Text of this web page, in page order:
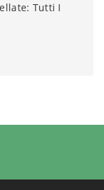
Tutti I